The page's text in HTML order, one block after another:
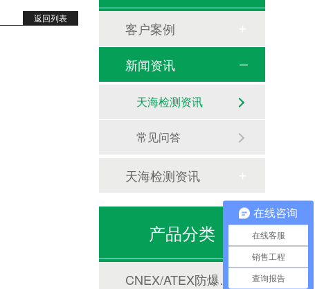
返回列表
客户案例
新闻资讯
天海检测资讯
常见问答
天海检测资讯
产品分类
CNEX/ATEX防爆合格证
在线咨询
在线客服
销售工程
查询报告